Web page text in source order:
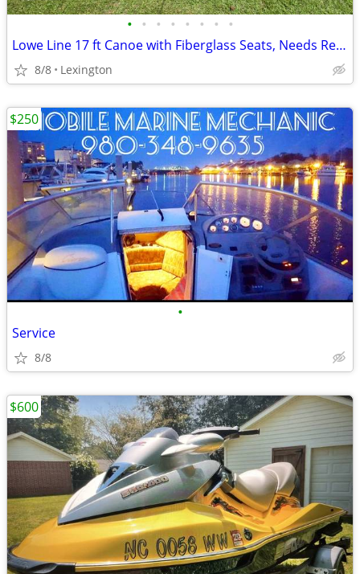
• • • • • • • •
Lowe Line 17 ft Canoe with Fiberglass Seats, Needs Repairs
8/8 Lexington
•
Service
8/8
$250
$600